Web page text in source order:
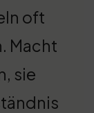
oft
Macht
sie